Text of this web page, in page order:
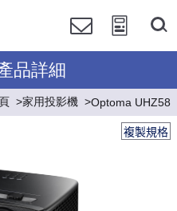
品詳細
家用投影機 Optoma UHZ58
複製規格